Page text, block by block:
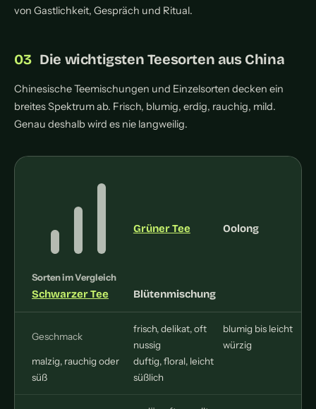
von Gastlichkeit, Gespräch und Ritual.
Die wichtigsten Teesorten aus China
Chinesische Teemischungen und Einzelsorten decken ein
breites Spektrum ab. Frisch, blumig, erdig, rauchig, mild.
Genau deshalb wird es nie langweilig.
Sorten im Vergleich
Grüner Tee Oolong
Schwarzer Tee Blütenmischung
Geschmack
frisch, delikat, oft
nussig
blumig bis leicht
würzig
malzig, rauchig oder
süß
duftig, floral, leicht
süßlich